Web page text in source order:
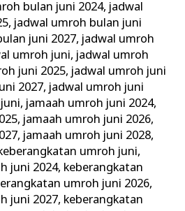
bulan juni 2024, jadwal
, jadwal umroh bulan juni
juni 2027, jadwal umroh
umroh juni, jadwal umroh
juni 2025, jadwal umroh juni
2027, jadwal umroh juni
, jamaah umroh juni 2024,
, jamaah umroh juni 2026,
, jamaah umroh juni 2028,
umroh juni,
juni 2024, keberangkatan
umroh juni 2026,
juni 2027, keberangkatan